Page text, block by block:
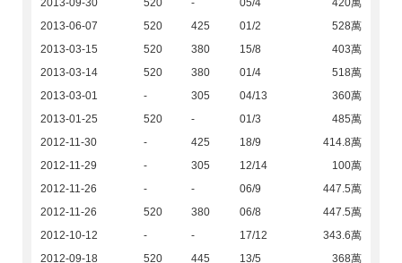
2013-09-30
520 - 05/4
420萬
2013-06-07
520 425 01/2
528萬
2013-03-15
520 380 15/8
403萬
2013-03-14
520 380 01/4
518萬
2013-03-01
- 305 04/13
360萬
2013-01-25
520 - 01/3
485萬
2012-11-30
- 425 18/9
414.8萬
2012-11-29
- 305 12/14
100萬
2012-11-26
- - 06/9
447.5萬
2012-11-26
520 380 06/8
447.5萬
2012-10-12
- - 17/12
343.6萬
2012-09-18
520 445 13/5
368萬